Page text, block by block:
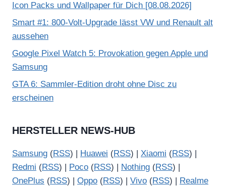
Icon Packs und Wallpaper für Dich [08.08.2026]
Smart #1: 800-Volt-Upgrade lässt VW und Renault alt
aussehen
Google Pixel Watch 5: Provokation gegen Apple und
Samsung
GTA 6: Sammler-Edition droht ohne Disc zu
erscheinen
HERSTELLER NEWS-HUB
Samsung (RSS) | Huawei (RSS) | Xiaomi (RSS) |
Redmi (RSS) | Poco (RSS) | Nothing (RSS) |
OnePlus (RSS) | Oppo (RSS) | Vivo (RSS) |
Realme